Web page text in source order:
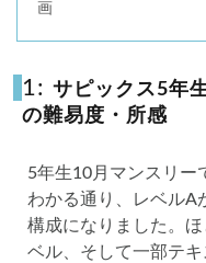
画
1: サピックス5年
の難易度・所感
5年生10月マンスリー
わかる通り、レベルA
構成になりました。
ベル、そして一部テ